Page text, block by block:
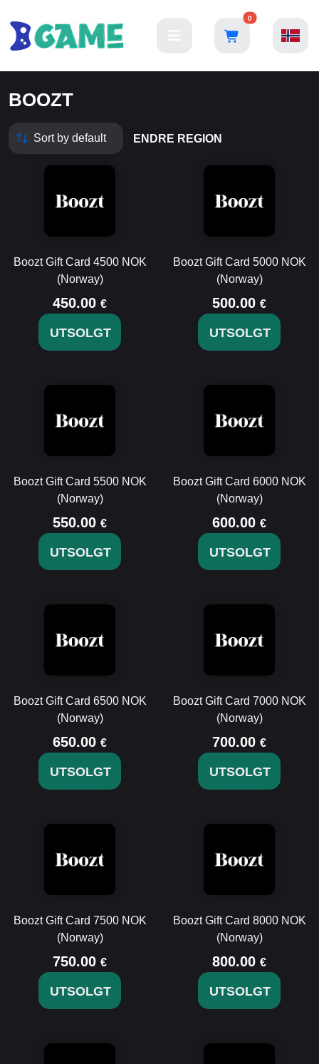
0
BOOZT
ENDRE REGION
Boozt Gift Card 4500 NOK
(Norway)
450.00 €
UTSOLGT
Boozt Gift Card 5000 NOK
(Norway)
500.00 €
UTSOLGT
Boozt Gift Card 5500 NOK
(Norway)
550.00 €
UTSOLGT
Boozt Gift Card 6000 NOK
(Norway)
600.00 €
UTSOLGT
Boozt Gift Card 6500 NOK
(Norway)
650.00 €
UTSOLGT
Boozt Gift Card 7000 NOK
(Norway)
700.00 €
UTSOLGT
Boozt Gift Card 7500 NOK
(Norway)
750.00 €
UTSOLGT
Boozt Gift Card 8000 NOK
(Norway)
800.00 €
UTSOLGT